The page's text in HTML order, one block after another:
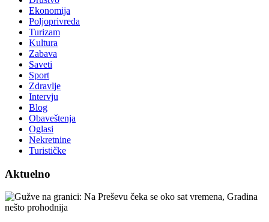
Ekonomija
Poljoprivreda
Turizam
Kultura
Zabava
Saveti
Sport
Zdravlje
Intervju
Blog
Obaveštenja
Oglasi
Nekretnine
Turističke
Aktuelno